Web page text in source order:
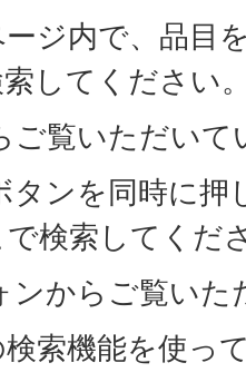
ジ内で、品目
してください
ご覧いただいて
タンを同時に押
検索してくだ
ンからご覧いた
索機能を使っ